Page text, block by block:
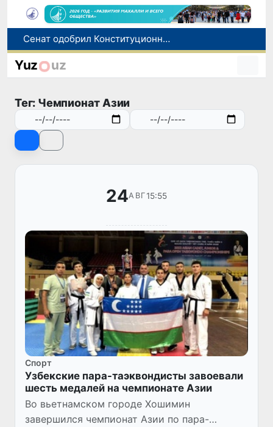
В Ташкенте задержали подозреваемых в распространении крупной партии наркотиков
В Узбекистане упростят назначение пенсий по инвалидности
Сенат одобрил Конституционный закон о правовом статусе Администрации Президента Республики Узбекистан
Yuz uz
Тег: Чемпионат Азии
24АВГ15:55
Спорт
Узбекские пара-таэквондисты завоевали
шесть медалей на чемпионате Азии
Во вьетнамском городе Хошимин
завершился чемпионат Азии по пара-